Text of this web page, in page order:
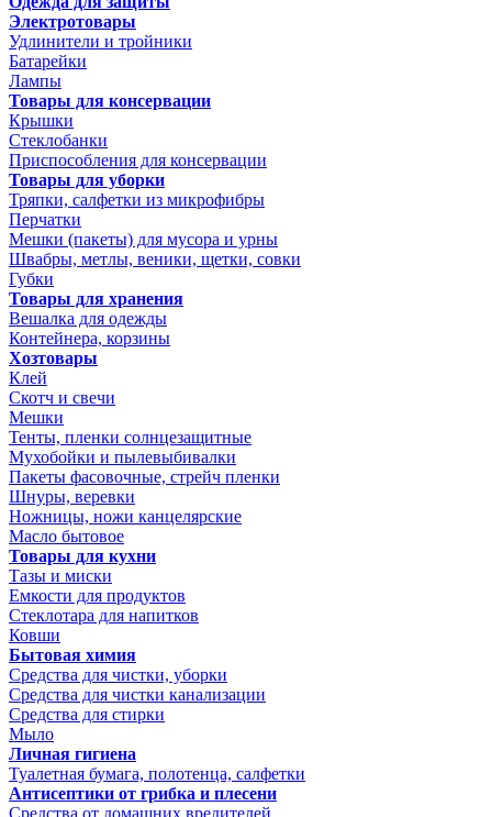
Электротовары
Удлинители и тройники
Батарейки
Лампы
Товары для консервации
Крышки
Стеклобанки
Приспособления для консервации
Товары для уборки
Тряпки, салфетки из микрофибры
Перчатки
Мешки (пакеты) для мусора и урны
Швабры, метлы, веники, щетки, совки
Губки
Товары для хранения
Вешалка для одежды
Контейнера, корзины
Хозтовары
Клей
Скотч и свечи
Мешки
Тенты, пленки солнцезащитные
Мухобойки и пылевыбивалки
Пакеты фасовочные, стрейч пленки
Шнуры, веревки
Ножницы, ножи канцелярские
Масло бытовое
Товары для кухни
Тазы и миски
Емкости для продуктов
Стеклотара для напитков
Ковши
Бытовая химия
Средства для чистки, уборки
Средства для чистки канализации
Средства для стирки
Мыло
Личная гигиена
Туалетная бумага, полотенца, салфетки
Антисептики от грибка и плесени
Средства от домашних вредителей